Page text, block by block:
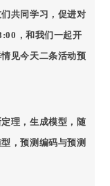
共同学习，促进对
，和我们一起开
见今天二条活动预
理，生成模型，随
，预测编码与预测